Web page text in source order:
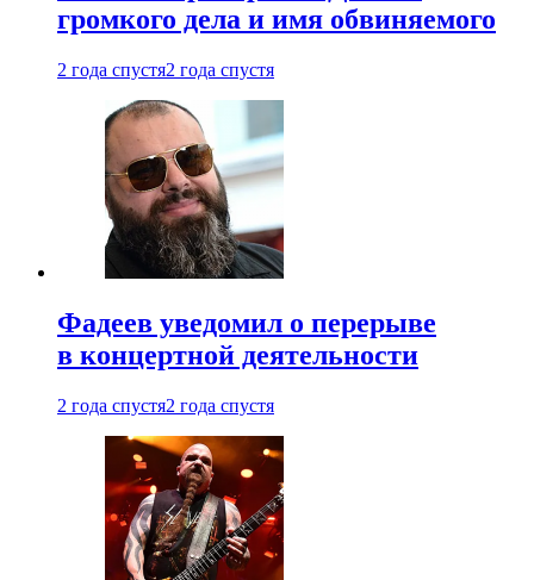
громкого дела и имя обвиняемого
2 года спустя2 года спустя
Фадеев уведомил о перерыве
в концертной деятельности
2 года спустя2 года спустя